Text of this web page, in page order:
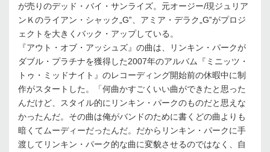
が売りのデッド・バイ・サンライズ。元オージー/現ジュリア
ンＫのライアン・シャック„G‟、アミア・デラク„G‟がプロジ
ェクトを大きくバック・アップしている。
『アウト・オブ・アッシュズ』の曲は、リンキン・パークが
ダブル・プラチナを獲得した2007年のアルバム『ミニッツ・
トゥ・ミッドナイト』のレコーディング開始前の休暇中に制
作がスタートした。「何曲かすごくいい曲ができたと思った
んだけど、スタイル的にリンキン・パークのものだと思えな
かったんだ。その曲は俺がバンドのために書くどの曲よりも
暗くてムーディーだったんだ。だからリンキン・パークに手
渡してリンキン・パーク的な曲に変貌させるのではなく、自